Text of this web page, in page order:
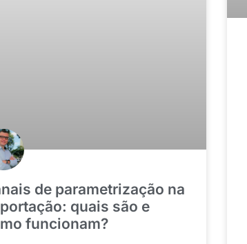
de parametrização na
quais são e
funcionam?